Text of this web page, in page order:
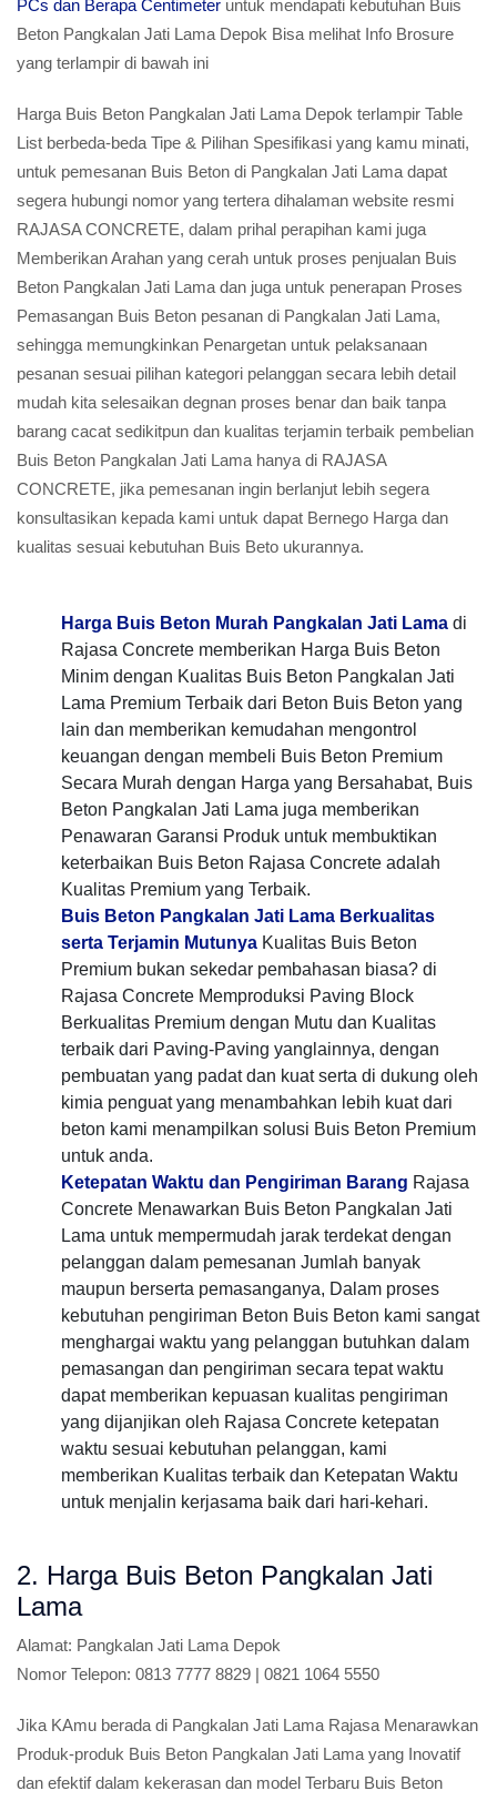
PCs dan Berapa Centimeter untuk mendapati kebutuhan Buis
Beton Pangkalan Jati Lama Depok Bisa melihat Info Brosure
yang terlampir di bawah ini
Harga Buis Beton Pangkalan Jati Lama Depok terlampir Table
List berbeda-beda Tipe & Pilihan Spesifikasi yang kamu minati,
untuk pemesanan Buis Beton di Pangkalan Jati Lama dapat
segera hubungi nomor yang tertera dihalaman website resmi
RAJASA CONCRETE, dalam prihal perapihan kami juga
Memberikan Arahan yang cerah untuk proses penjualan Buis
Beton Pangkalan Jati Lama dan juga untuk penerapan Proses
Pemasangan Buis Beton pesanan di Pangkalan Jati Lama,
sehingga memungkinkan Penargetan untuk pelaksanaan
pesanan sesuai pilihan kategori pelanggan secara lebih detail
mudah kita selesaikan degnan proses benar dan baik tanpa
barang cacat sedikitpun dan kualitas terjamin terbaik pembelian
Buis Beton Pangkalan Jati Lama hanya di RAJASA
CONCRETE, jika pemesanan ingin berlanjut lebih segera
konsultasikan kepada kami untuk dapat Bernego Harga dan
kualitas sesuai kebutuhan Buis Beto ukurannya.
Harga Buis Beton Murah Pangkalan Jati Lama di
Rajasa Concrete memberikan Harga Buis Beton
Minim dengan Kualitas Buis Beton Pangkalan Jati
Lama Premium Terbaik dari Beton Buis Beton yang
lain dan memberikan kemudahan mengontrol
keuangan dengan membeli Buis Beton Premium
Secara Murah dengan Harga yang Bersahabat, Buis
Beton Pangkalan Jati Lama juga memberikan
Penawaran Garansi Produk untuk membuktikan
keterbaikan Buis Beton Rajasa Concrete adalah
Kualitas Premium yang Terbaik.
Buis Beton Pangkalan Jati Lama Berkualitas
serta Terjamin Mutunya Kualitas Buis Beton
Premium bukan sekedar pembahasan biasa? di
Rajasa Concrete Memproduksi Paving Block
Berkualitas Premium dengan Mutu dan Kualitas
terbaik dari Paving-Paving yanglainnya, dengan
pembuatan yang padat dan kuat serta di dukung oleh
kimia penguat yang menambahkan lebih kuat dari
beton kami menampilkan solusi Buis Beton Premium
untuk anda.
Ketepatan Waktu dan Pengiriman Barang Rajasa
Concrete Menawarkan Buis Beton Pangkalan Jati
Lama untuk mempermudah jarak terdekat dengan
pelanggan dalam pemesanan Jumlah banyak
maupun berserta pemasanganya, Dalam proses
kebutuhan pengiriman Beton Buis Beton kami sangat
menghargai waktu yang pelanggan butuhkan dalam
pemasangan dan pengiriman secara tepat waktu
dapat memberikan kepuasan kualitas pengiriman
yang dijanjikan oleh Rajasa Concrete ketepatan
waktu sesuai kebutuhan pelanggan, kami
memberikan Kualitas terbaik dan Ketepatan Waktu
untuk menjalin kerjasama baik dari hari-kehari.
2. Harga Buis Beton Pangkalan Jati
Lama
Alamat: Pangkalan Jati Lama Depok
Nomor Telepon: 0813 7777 8829 | 0821 1064 5550
Jika KAmu berada di Pangkalan Jati Lama Rajasa Menarawkan
Produk-produk Buis Beton Pangkalan Jati Lama yang Inovatif
dan efektif dalam kekerasan dan model Terbaru Buis Beton